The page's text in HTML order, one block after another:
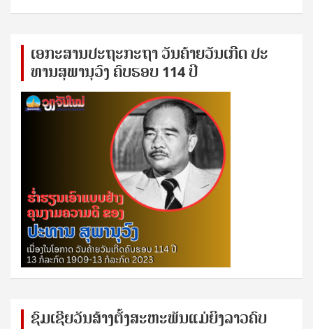
ເອ​ກະ​ສານ​ປະ​ຖະ​ກະ​ຖ​າ ວັນ​ຄ້າຍ​ວັນ​ເກີດ ປ​ະ​
ທານ​ສຸ​ພາ​ນຸ​ວົງ ຄົບ​ຮອບ 114 ປີ
ຊົ​ມ​ເຊີຍ​ວັນ​ສ້າງ​ຕັ້ງ​ສະ​ຫະ​ພັນ​ແມ່​ຍິງ​​ລາວຄົບ​